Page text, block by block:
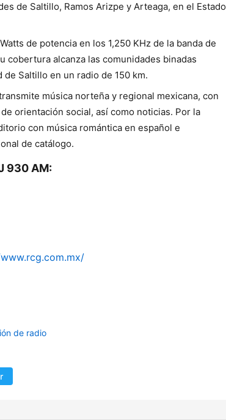
de Saltillo, Ramos Arizpe y Arteaga, en el Estado
de potencia en los 1,250 KHz de la banda de
cobertura alcanza las comunidades binadas
Saltillo en un radio de 150 km.
música norteña y regional mexicana, con
orientación social, así como noticias. Por la
con música romántica en español e
de catálogo.
930 AM:
de radio